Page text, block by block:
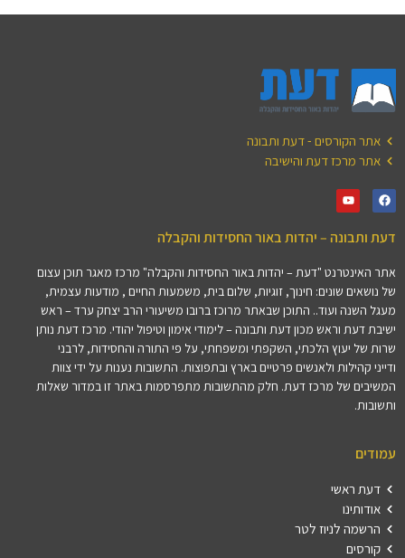
אתר הקורסים - דעת ותבונה
אתר מרכז דעת והישיבה
דעת ותבונה – יהדות באור החסידות והקבלה
אתר האינטרנט "דעת – יהדות באור החסידות והקבלה" מרכז מאגר תוכן עצום
של נושאים שונים: חינוך, זוגיות, שלום בית, משמעות החיים , מודעות עצמית,
מעגל השנה ועוד.. התוכן שבאתר מרוכז ברובו משיעורי הרב יצחק ערד – ראש
ישיבת דעת וראש מכון דעת ותבונה – לימודי אימון וטיפול יהודי. מרכז דעת נותן
שרות של יעוץ הלכתי, השקפתי ומשפחתי, על פי התורה והחסידות, לרבני
ודייני קהילות ולאנשים פרטיים בארץ ובתפוצות. התשובות נענות על ידי צוות
המשיבים של מרכז דעת. חלק מהתשובות מתפרסמות באתר זו במדור שאלות
ותשובות.
עמודים
דעת ראשי
אודותינו
הרשמה לניוז לטר
קורסים